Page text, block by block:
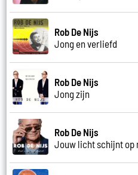
Rob De Nijs
Jong en verliefd
Rob De Nijs
Jong zijn
Rob De Nijs
Jouw licht schijnt op